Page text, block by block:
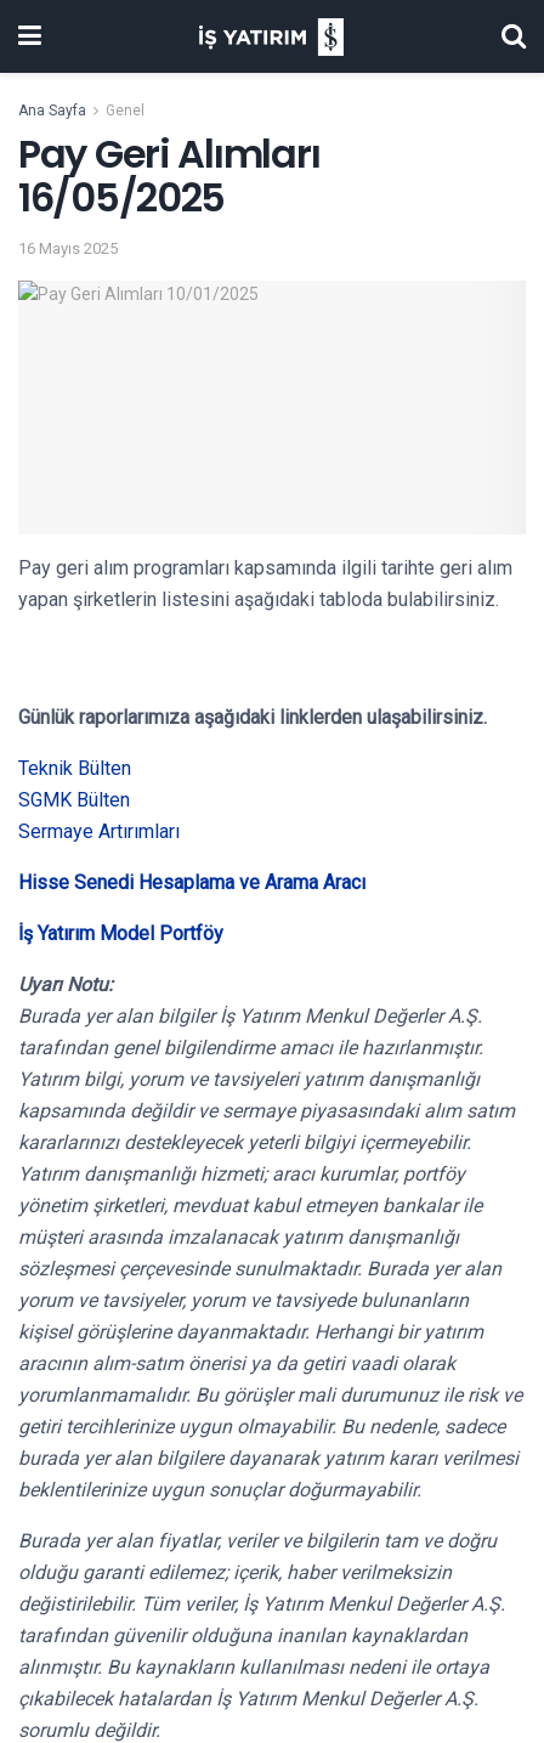
Ana Sayfa Genel
Pay Geri Alımları
16/05/2025
16 Mayıs 2025
Pay geri alım programları kapsamında ilgili tarihte geri alım
yapan şirketlerin listesini aşağıdaki tabloda bulabilirsiniz.
Günlük raporlarımıza aşağıdaki linklerden ulaşabilirsiniz.
Teknik Bülten
SGMK Bülten
Sermaye Artırımları
Hisse Senedi Hesaplama ve Arama Aracı
İş Yatırım Model Portföy
Uyarı Notu:
Burada yer alan bilgiler İş Yatırım Menkul Değerler A.Ş.
tarafından genel bilgilendirme amacı ile hazırlanmıştır.
Yatırım bilgi, yorum ve tavsiyeleri yatırım danışmanlığı
kapsamında değildir ve sermaye piyasasındaki alım satım
kararlarınızı destekleyecek yeterli bilgiyi içermeyebilir.
Yatırım danışmanlığı hizmeti; aracı kurumlar, portföy
yönetim şirketleri, mevduat kabul etmeyen bankalar ile
müşteri arasında imzalanacak yatırım danışmanlığı
sözleşmesi çerçevesinde sunulmaktadır. Burada yer alan
yorum ve tavsiyeler, yorum ve tavsiyede bulunanların
kişisel görüşlerine dayanmaktadır. Herhangi bir yatırım
aracının alım-satım önerisi ya da getiri vaadi olarak
yorumlanmamalıdır. Bu görüşler mali durumunuz ile risk ve
getiri tercihlerinize uygun olmayabilir. Bu nedenle, sadece
burada yer alan bilgilere dayanarak yatırım kararı verilmesi
beklentilerinize uygun sonuçlar doğurmayabilir.
Burada yer alan fiyatlar, veriler ve bilgilerin tam ve doğru
olduğu garanti edilemez; içerik, haber verilmeksizin
değistirilebilir. Tüm veriler, İş Yatırım Menkul Değerler A.Ş.
tarafından güvenilir olduğuna inanılan kaynaklardan
alınmıştır. Bu kaynakların kullanılması nedeni ile ortaya
çıkabilecek hatalardan İş Yatırım Menkul Değerler A.Ş.
sorumlu değildir.